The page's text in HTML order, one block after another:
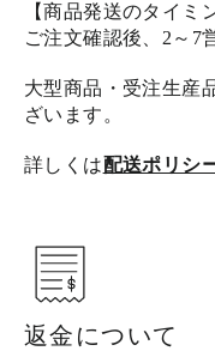
【商品発送のタイミ
ご注文確認後、2～7
大型商品・受注生産
ざいます。
詳しくは配送ポリシ
返金について